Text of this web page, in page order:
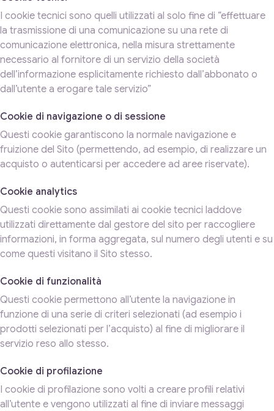
I cookie tecnici sono quelli utilizzati al solo fine di “effettuare
la trasmissione di una comunicazione su una rete di
comunicazione elettronica, nella misura strettamente
necessario al fornitore di un servizio della società
dell’informazione esplicitamente richiesto dall’abbonato o
dall’utente a erogare tale servizio”
Cookie di navigazione o di sessione
Questi cookie garantiscono la normale navigazione e
fruizione del Sito (permettendo, ad esempio, di realizzare un
acquisto o autenticarsi per accedere ad aree riservate).
Cookie analytics
Questi cookie sono assimilati ai cookie tecnici laddove
utilizzati direttamente dal gestore del sito per raccogliere
informazioni, in forma aggregata, sul numero degli utenti e su
come questi visitano il Sito stesso.
Cookie di funzionalità
Questi cookie permettono all’utente la navigazione in
funzione di una serie di criteri selezionati (ad esempio i
prodotti selezionati per l’acquisto) al fine di migliorare il
servizio reso allo stesso.
Cookie di profilazione
I cookie di profilazione sono volti a creare profili relativi
all’utente e vengono utilizzati al fine di inviare messaggi